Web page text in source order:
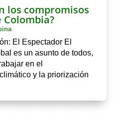
los compromisos
El Espectador El
es un asunto de todos,
en el
y la priorización